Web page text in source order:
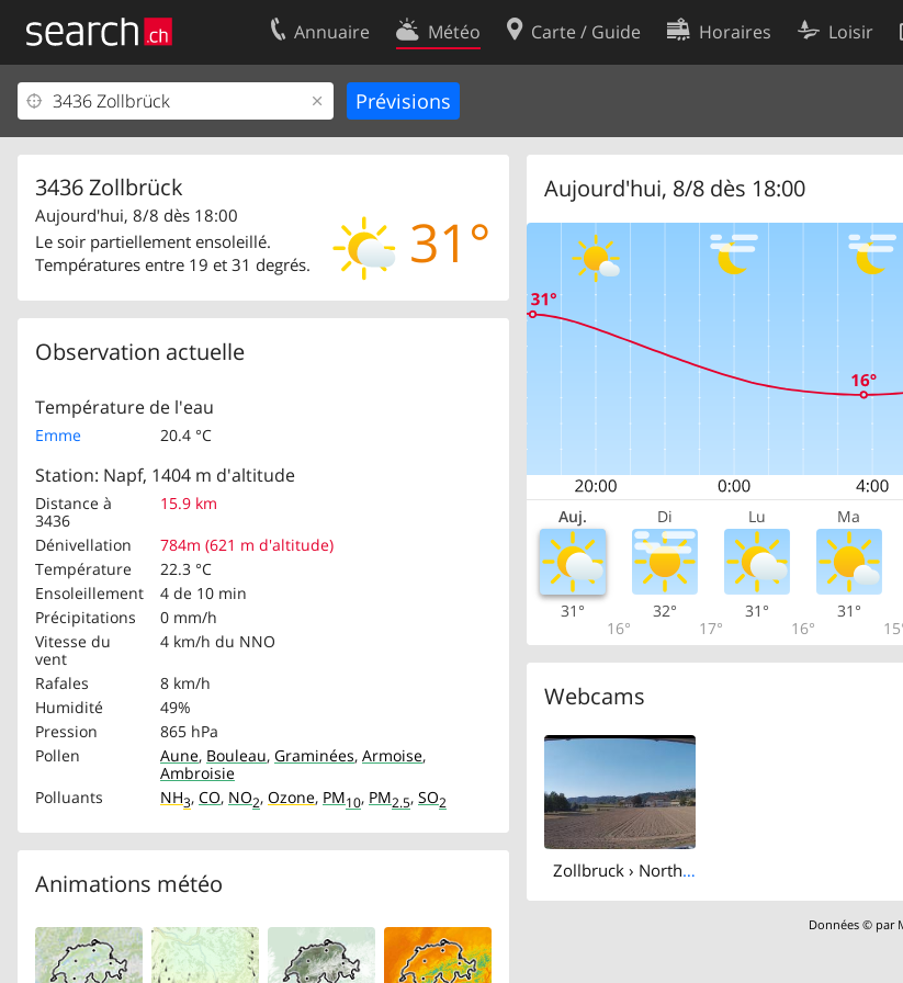
Annuaire Météo Carte / Guide Horaires Loisir
3436 Zollbrück
31°
Aujourd'hui, 8/8 dès 18:00
Le soir partiellement ensoleillé.
Températures entre 19 et 31 degrés.
Observation actuelle
Température de l'eau
Emme 20.4 °C
Station: Napf, 1404 m d'altitude
Distance à
3436
15.9 km
Dénivellation
784m (621 m d'altitude)
Température
22.3 °C
Ensoleillement
4 de 10 min
Précipitations
0 mm/h
Vitesse du
vent
4 km/h du NNO
Rafales
8 km/h
Humidité
49%
Pression
865 hPa
Pollen
Aune, Bouleau, Graminées, Armoise,
Ambroisie
Polluants
NH3, CO, NO2, Ozone, PM10, PM2.5, SO2
Animations météo
Aujourd'hui, 8/8 dès 18:00
Auj. Di Lu Ma
31°
16°
32°
17°
31°
16°
31°
Webcams
Zollbruck › North: Schulhaus Than
Données © par
Votre inscription
Centre clients
Mentions Légales
Contact
Conditions d’utilisation
Préférences de